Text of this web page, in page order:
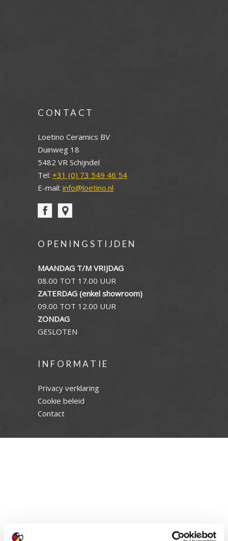
CONTACT
Loetino Ceramics BV
Duinweg 18
5482 VR Schijndel
Tel: +31 (0) 73 549 46 54
E-mail: info@loetino.nl
OPENINGSTIJDEN
MAANDAG T/M VRIJDAG
08.00 TOT 17.00 UUR
ZATERDAG (enkel showroom)
09.00 TOT 12.00 UUR
ZONDAG
GESLOTEN
INFORMATIE
Privacy verklaring
Cookie beleid
Contact